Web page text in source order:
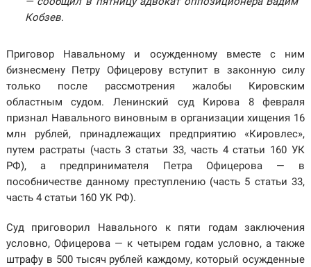
Кобзев.
Приговор Навальному и осужденному вместе с ним
бизнесмену Петру Офицерову вступит в законную силу
только после рассмотрения жалобы Кировским
областным судом. Ленинский суд Кирова 8 февраля
признал Навального виновным в организации хищения 16
млн рублей, принадлежащих предприятию «Кировлес»,
путем растраты (часть 3 статьи 33, часть 4 статьи 160 УК
РФ), а предпринимателя Петра Офицерова — в
пособничестве данному преступлению (часть 5 статьи 33,
часть 4 статьи 160 УК РФ).
Суд приговорил Навального к пяти годам заключения
условно, Офицерова — к четырем годам условно, а также
штрафу в 500 тысяч рублей каждому, который осужденные